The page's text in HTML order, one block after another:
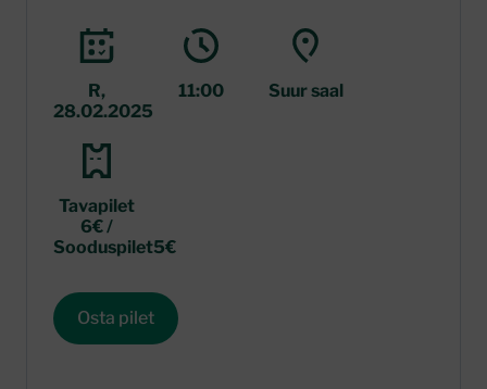
R,
28.02.2025
11:00 Suur saal
Tavapilet
6€ /
Sooduspilet5€
Osta pilet